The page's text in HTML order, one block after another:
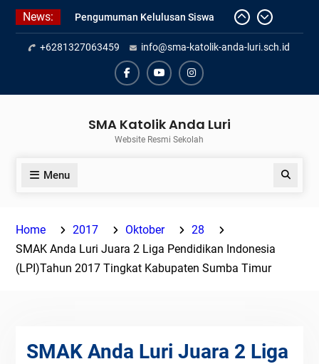
Skip
content
News:
Pengumuman Kelulusan Siswa
Kelas XII SMAK Anda Luri
Pelantikan Pengurus Osis SMAK
Anda Luri
Penilaian Sumatif Akhir Tahun
+6281327063459 info@sma-katolik-anda-luri.sch.id
FacebookYoutubeInstagram
SMA Katolik Anda Luri
Website Resmi Sekolah
Menu Search
Home 2017 Oktober
28
SMAK Anda Luri Juara 2 Liga Pendidikan Indonesia
(LPI)Tahun 2017 Tingkat Kabupaten Sumba Timur
SMAK Anda Luri Juara 2 Liga